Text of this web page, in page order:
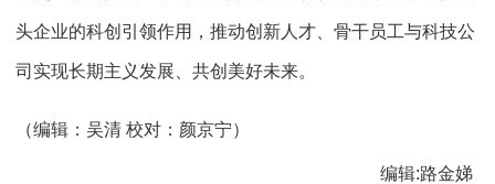
头企业的科创引领作用，推动创新人才、骨干员工与科技公
司实现长期主义发展、共创美好未来。
（编辑：吴清 校对：颜京宁）
编辑:路金娣